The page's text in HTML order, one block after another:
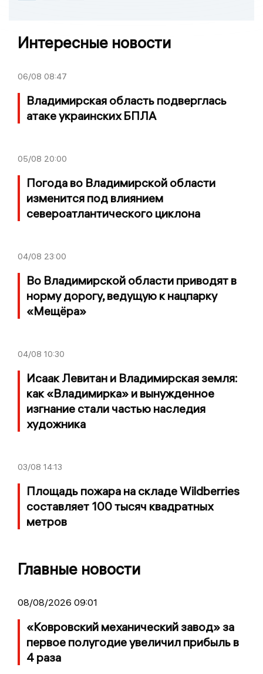
Интересные новости
06/08 08:47
Владимирская область подверглась
атаке украинских БПЛА
05/08 20:00
Погода во Владимирской области
изменится под влиянием
североатлантического циклона
04/08 23:00
Во Владимирской области приводят в
норму дорогу, ведущую к нацпарку
«Мещёра»
04/08 10:30
Исаак Левитан и Владимирская земля:
как «Владимирка» и вынужденное
изгнание стали частью наследия
художника
03/08 14:13
Площадь пожара на складе Wildberries
составляет 100 тысяч квадратных
метров
Главные новости
08/08/2026 09:01
«Ковровский механический завод» за
первое полугодие увеличил прибыль в
4 раза